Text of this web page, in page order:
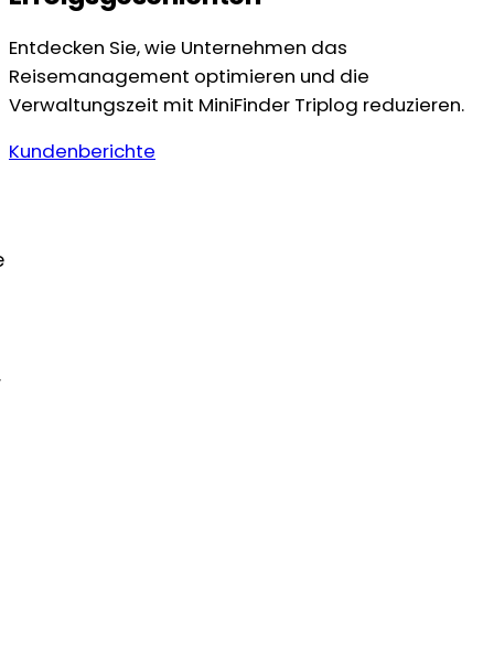
Entdecken Sie, wie Unternehmen das
Reisemanagement optimieren und die
Verwaltungszeit mit MiniFinder Triplog reduzieren.
Kundenberichte